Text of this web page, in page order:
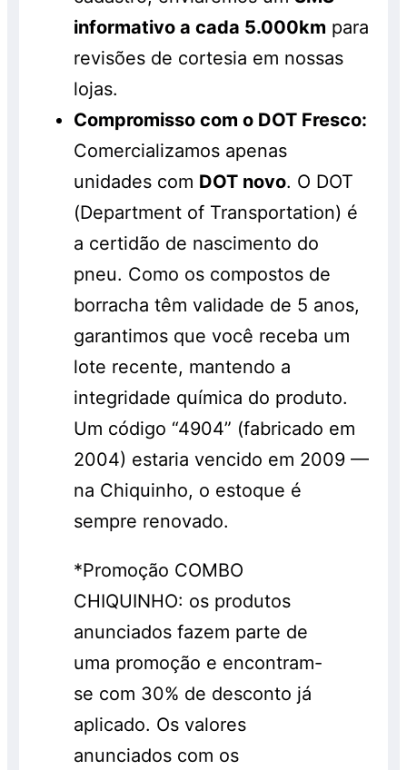
informativo a cada 5.000km para
revisões de cortesia em nossas
lojas.
Compromisso com o DOT Fresco:
Comercializamos apenas
unidades com DOT novo. O DOT
(Department of Transportation) é
a certidão de nascimento do
pneu. Como os compostos de
borracha têm validade de 5 anos,
garantimos que você receba um
lote recente, mantendo a
integridade química do produto.
Um código “4904” (fabricado em
2004) estaria vencido em 2009 —
na Chiquinho, o estoque é
sempre renovado.
*Promoção COMBO
CHIQUINHO: os produtos
anunciados fazem parte de
uma promoção e encontram-
se com 30% de desconto já
aplicado. Os valores
anunciados com os